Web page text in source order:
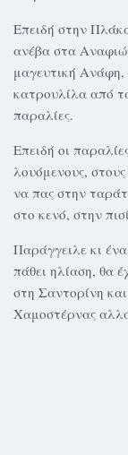
Επειδή στην
ανέβα στα
μαγευτική
κατρουλίλα από
παραλίες.
Επειδή οι
λουόμενους,
να πας στην
στο κενό, στην
Παράγγειλε κι ένα
πάθει ηλίαση, θα
στη Σαντορίνη
Χαμοστέρνας